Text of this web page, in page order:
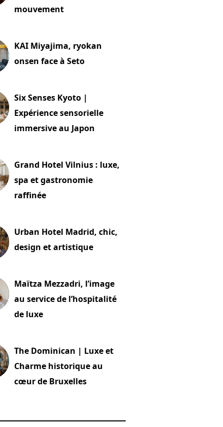
mouvement
KAI Miyajima, ryokan
onsen face à Seto
Six Senses Kyoto |
Expérience sensorielle
immersive au Japon
Grand Hotel Vilnius : luxe,
spa et gastronomie
raffinée
Urban Hotel Madrid, chic,
design et artistique
Maïtza Mezzadri, l’image
au service de l’hospitalité
de luxe
The Dominican | Luxe et
Charme historique au
cœur de Bruxelles